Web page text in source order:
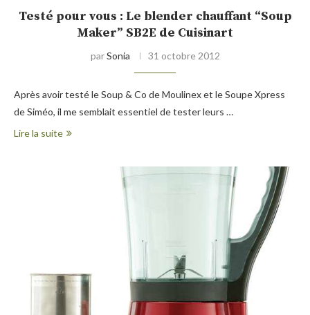
Testé pour vous : Le blender chauffant “Soup
Maker” SB2E de Cuisinart
parSonia 31 octobre 2012
Après avoir testé le Soup & Co de Moulinex et le Soupe Xpress
de Siméo, il me semblait essentiel de tester leurs …
Lire la suite